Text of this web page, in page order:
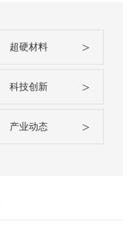
超硬材料 >
科技创新 >
产业动态 >